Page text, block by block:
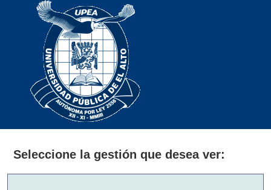
Seleccione la gestión que desea ver: